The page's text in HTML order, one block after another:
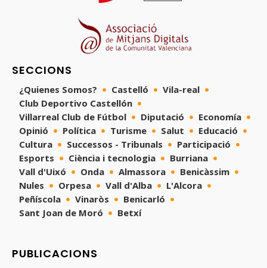
SECCIONS
¿Quienes Somos? Castelló
Vila-real
Club Deportivo Castellón
Villarreal Club de Fútbol
Diputació
Economía
Opinió
Política Turisme Salut
Educació
Cultura
Successos - Tribunals
Participació
Esports
Ciència i tecnologia
Burriana
Vall d'Uixó
Onda Almassora
Benicàssim
Nules
Orpesa Vall d'Alba
L'Alcora
Peñíscola
Vinaròs
Benicarló
Sant Joan de Moró
Betxí
PUBLICACIONS